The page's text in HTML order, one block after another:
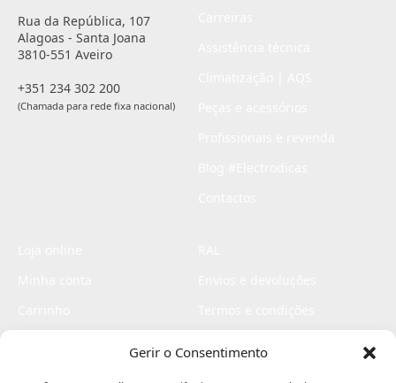
Gerir o Consentimento
Rua da República, 107
Alagoas - Santa Joana
3810-551 Aveiro
+351 234 302 200
(Chamada para rede fixa nacional)